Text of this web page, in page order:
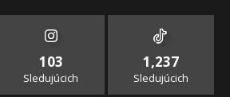
103
Sledujúcich
1,237
Sledujúcich